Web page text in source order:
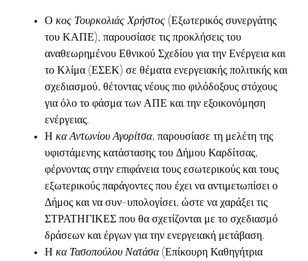
Ο κος Τουρκολιάς Χρήστος (Εξωτερικός συνεργάτης
του ΚΑΠΕ), παρουσίασε τις προκλήσεις του
αναθεωρημένου Εθνικού Σχεδίου για την Ενέργεια και
το Κλίμα (ΕΣΕΚ) σε θέματα ενεργειακής πολιτικής και
σχεδιασμού, θέτοντας νέους πιο φιλόδοξους στόχους
για όλο το φάσμα των ΑΠΕ και την εξοικονόμηση
ενέργειας.
Η κα Αντωνίου Αγορίτσα, παρουσίασε τη μελέτη της
υφιστάμενης κατάστασης του Δήμου Καρδίτσας,
φέρνοντας στην επιφάνεια τους εσωτερικούς και τους
εξωτερικούς παράγοντες που έχει να αντιμετωπίσει ο
Δήμος και να συν-υπολογίσει, ώστε να χαράξει τις
ΣΤΡΑΤΗΓΙΚΕΣ που θα σχετίζονται με το σχεδιασμό
δράσεων και έργων για την ενεργειακή μετάβαση.
Η κα Τασοπούλου Νατάσα(Επίκουρη Καθηγήτρια